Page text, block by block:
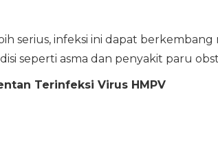
serius, infeksi ini dapat
seperti asma dan penyakit paru
Terinfeksi Virus HMPV